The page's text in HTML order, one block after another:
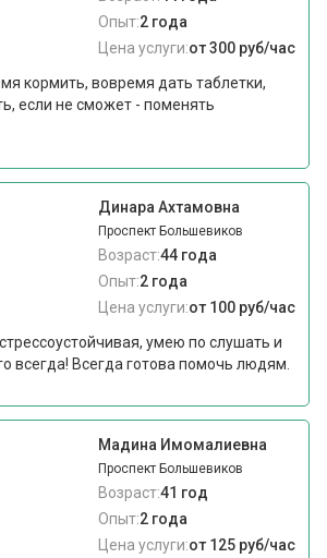
Опыт:2 года
Цена услуги:от 300 руб/час
кормить, вовремя дать таблетки,
если не сможет - поменять
Динара Ахтамовна
Проспект Большевиков
Возраст:44 года
Опыт:2 года
Цена услуги:от 100 руб/час
умею по слушать и
всегда! Всегда готова помочь людям.
Мадина Имомалиевна
Проспект Большевиков
Возраст:41 год
Опыт:2 года
Цена услуги:от 125 руб/час